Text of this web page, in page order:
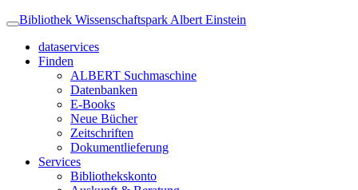
Bibliothek Wissenschaftspark Albert Einstein
dataservices
Finden
ALBERT Suchmaschine
Datenbanken
E-Books
Neue Bücher
Zeitschriften
Dokumentlieferung
Services
Bibliothekskonto